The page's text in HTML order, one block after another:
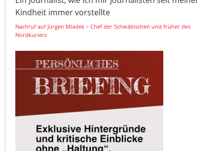
Kindheit immer vorstellte
Nachruf auf Jürgen Mladek – Chef der Schwäbischen und früher des
Nordkuriers